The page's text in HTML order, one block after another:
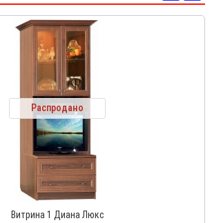
Распродано
Витрина 1 Диана Люкс